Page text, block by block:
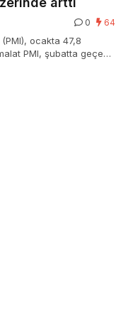
0 64
ocakta 47,8
PMI, şubatta geçen